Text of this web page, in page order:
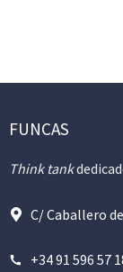
FUNCAS
Think tank
C/ Caballero
+34 91 596 57